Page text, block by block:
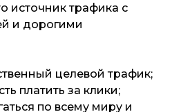
источник трафика с
и дорогими
целевой трафик;
платить за клики;
по всему миру и